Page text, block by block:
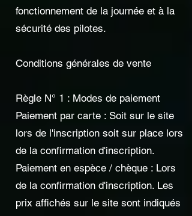
fonctionnement de la journée et à la
sécurité des pilotes.
Conditions générales de vente
Règle N° 1 : Modes de paiement
Paiement par carte : Soit sur le site
lors de l'inscription soit sur place lors
de la confirmation d'inscription.
Paiement en espèce / chèque : Lors
de la confirmation d'inscription. Les
prix affichés sur le site sont indiqués